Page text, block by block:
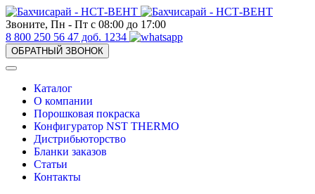
Звоните, Пн - Пт с 08:00 до 17:00
8 800 250 56 47 доб. 1234
ОБРАТНЫЙ ЗВОНОК
Каталог
О компании
Порошковая покраска
Конфигуратор NST THERMO
Дистрибьюторство
Бланки заказов
Статьи
Контакты